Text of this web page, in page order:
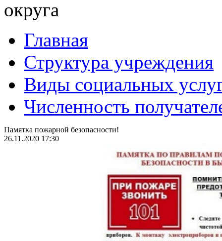
округа
Главная
Структура учреждения
Виды социальных
Численность
Памятка пожарной безопасности!
26.11.2020 17:30